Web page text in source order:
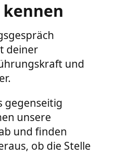
deiner
und
gegenseitig
unsere
und finden
ob die Stelle